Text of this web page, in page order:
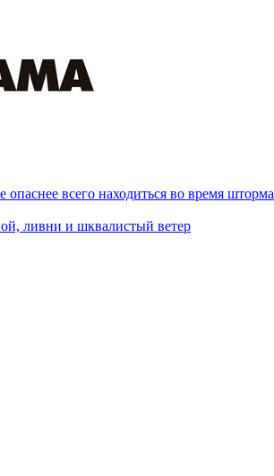
опаснее всего находиться во время шторма
ливни и шквалистый ветер